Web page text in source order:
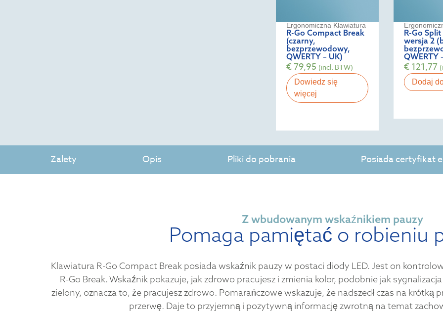
Ergonomiczna Klawiatura
R-Go Compact Break
(czarny,
bezprzewodowy,
QWERTY – UK)
€79,95 (incl. BTW)
Dowiedz się
więcej
R-Go
wersja 2
QWERTY
€121,77
Dodaj
Zalety Opis Pliki do pobrania Posiada certyfikat
Z wbudowanym wskaźnikiem pauzy
Pomaga pamiętać o robieniu
Klawiatura R-Go Compact Break posiada wskaźnik pauzy w postaci diody LED. Jest on
R-Go Break. Wskaźnik pokazuje, jak zdrowo pracujesz i zmienia kolor, podobnie jak
zielony, oznacza to, że pracujesz zdrowo. Pomarańczowe wskazuje, że nadszedł czas na krótką
przerwę. Daje to przyjemną i pozytywną informację zwrotną na temat